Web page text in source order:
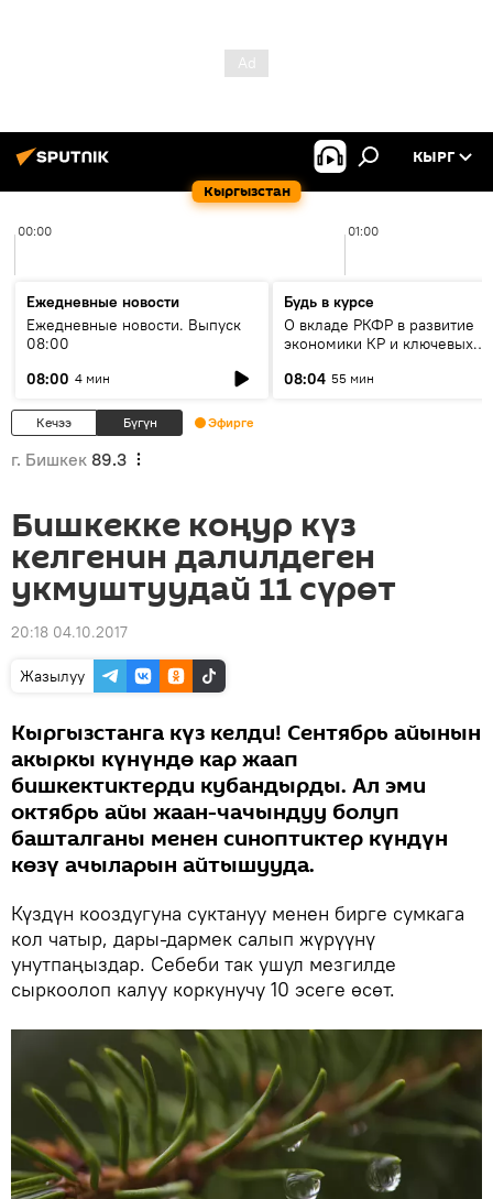
Кыргызстан
КЫРГ
00:00 01:00
Ежедневные новости
Ежедневные новости. Выпуск
08:00
08:00 4 мин
Будь в курсе
О вкладе РКФР в развитие
экономики КР и ключевых
08:04 55 мин
Кечээ Бүгүн Эфирге
г. Бишкек 89.3
Бишкекке коңур күз
келгенин далилдеген
укмуштуудай 11 сүрөт
20:18 04.10.2017
Жазылуу
Кыргызстанга күз келди! Сентябрь айынын
акыркы күнүндө кар жаап
бишкектиктерди кубандырды. Ал эми
октябрь айы жаан-чачындуу болуп
башталганы менен синоптиктер күндүн
көзү ачыларын айтышууда.
Күздүн кооздугуна суктануу менен бирге сумкага
кол чатыр, дары-дармек салып жүрүүнү
унутпаңыздар. Себеби так ушул мезгилде
сыркоолоп калуу коркунучу 10 эсеге өсөт.